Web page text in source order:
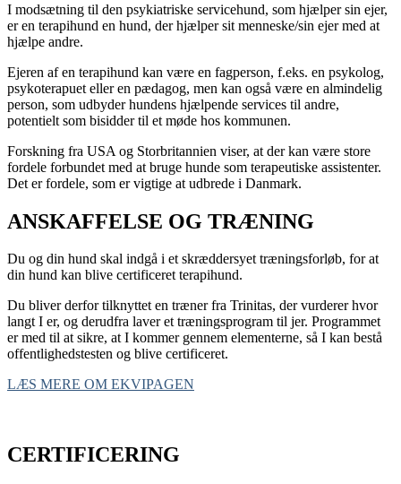
I modsætning til den psykiatriske servicehund, som hjælper sin ejer,
er en terapihund en hund, der hjælper sit menneske/sin ejer med at
hjælpe andre.
Ejeren af en terapihund kan være en fagperson, f.eks. en psykolog,
psykoterapuet eller en pædagog, men kan også være en almindelig
person, som udbyder hundens hjælpende services til andre,
potentielt som bisidder til et møde hos kommunen.
Forskning fra USA og Storbritannien viser, at der kan være store
fordele forbundet med at bruge hunde som terapeutiske assistenter.
Det er fordele, som er vigtige at udbrede i Danmark.
ANSKAFFELSE OG TRÆNING
Du og din hund skal indgå i et skræddersyet træningsforløb, for at
din hund kan blive certificeret terapihund.
Du bliver derfor tilknyttet en træner fra Trinitas, der vurderer hvor
langt I er, og derudfra laver et træningsprogram til jer. Programmet
er med til at sikre, at I kommer gennem elementerne, så I kan bestå
offentlighedstesten og blive certificeret.
LÆS MERE OM EKVIPAGEN
CERTIFICERING